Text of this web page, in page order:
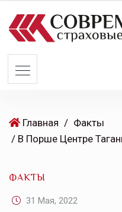
Главная / Факты
ФАКТЫ
31 Мая, 2022